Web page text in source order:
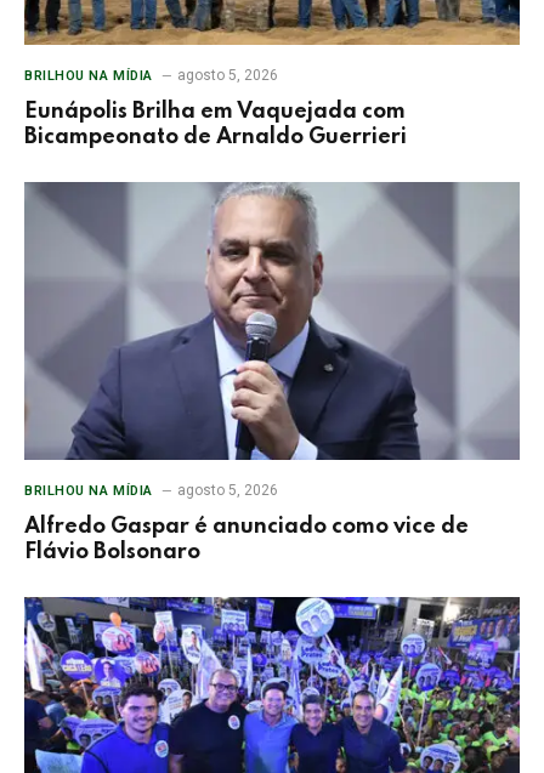
BRILHOU NA MÍDIA agosto 5, 2026
Eunápolis Brilha em Vaquejada com
Bicampeonato de Arnaldo Guerrieri
BRILHOU NA MÍDIA agosto 5, 2026
Alfredo Gaspar é anunciado como vice de
Flávio Bolsonaro